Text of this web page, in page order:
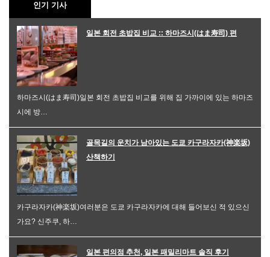
인기 기사
일본 회전 초밥집 비교 :: 하마즈시(はま寿司) 편
하마즈시(はま寿司)일본 회전 초밥집 비교를 위해 집 가까이에 있는 하마즈
시에 방…
골목길의 운치가 남아있는 도쿄 카구라자카(神楽坂)
산책하기
카구라자카(神楽坂)여러분은 도쿄 카구라자카에 대해 들어보신 적 있으신
가요? 신주쿠, 하…
일본 편의점 추천, 일본 패밀리마트 솔직 후기